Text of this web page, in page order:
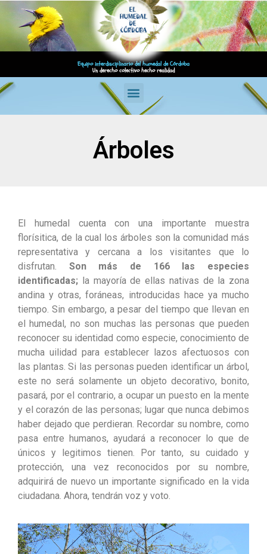
Equipo interdisciplinario del humedal de Córdoba
Un derecho colectivo hecho realidad
Árboles
El humedal cuenta con una importante muestra
florísitica, de la cual los árboles son la comunidad más
representativa y cercana a los visitantes que lo
disfrutan. Son más de 166 las especies
identificadas; la mayoría de ellas nativas de la zona
andina y otras, foráneas, introducidas hace ya mucho
tiempo. Sin embargo, a pesar del tiempo que llevan en
el humedal, no son muchas las personas que pueden
reconocer su identidad como especie, conocimiento de
mucha uilidad para establecer lazos afectuosos con
las plantas. Si las personas pueden identificar un árbol,
este no será solamente un objeto decorativo, bonito,
pasará, por el contrario, a ocupar un puesto en la mente
y el corazón de las personas; lugar que nunca debimos
haber dejado que perdieran. Recordar su nombre, como
pasa entre humanos, ayudará a reconocer lo que de
únicos y legitimos tienen. Por tanto, su cuidado y
protección, una vez reconocidos por su nombre,
adquirirá de nuevo un importante significado en la vida
ciudadana. Ahora, tendrán voz y voto.